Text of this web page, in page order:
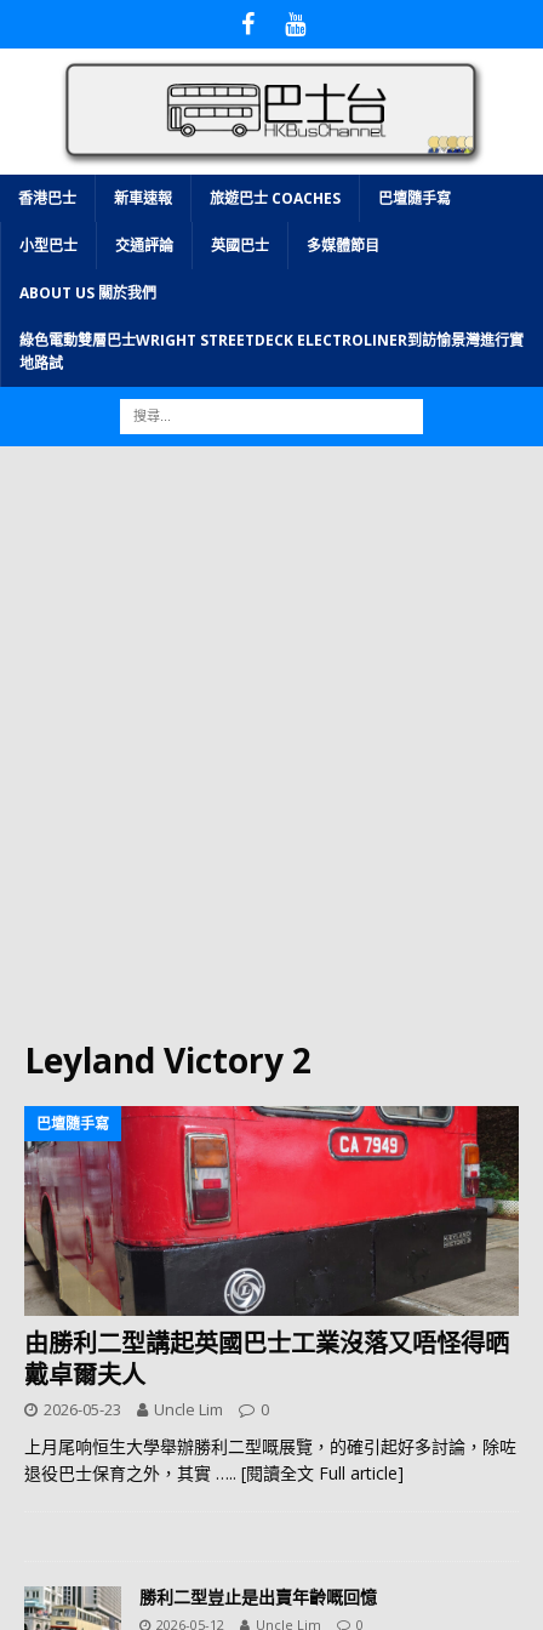
香港巴士 新車速報 旅遊巴士 COACHES 巴壇隨手寫
小型巴士 交通評論 英國巴士 多媒體節目
ABOUT US 關於我們
綠色電動雙層巴士WRIGHT STREETDECK ELECTROLINER到訪愉景灣進行實
地路試
Leyland Victory 2
巴壇隨手寫
由勝利二型講起英國巴士工業沒落又唔怪得晒
戴卓爾夫人
2026-05-23 Uncle Lim 0
上月尾响恒生大學舉辦勝利二型嘅展覽，的確引起好多討論，除咗
退役巴士保育之外，其實 ….. [閱讀全文 Full article]
勝利二型豈止是出賣年齡嘅回憶
2026-05-12 Uncle Lim 0